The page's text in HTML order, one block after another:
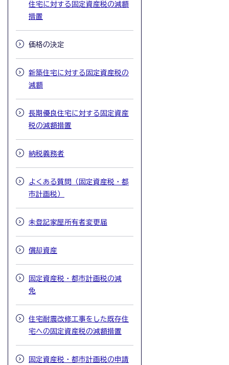
住宅に対する固定資産税の減額
措置
価格の決定
新築住宅に対する固定資産税の
減額
長期優良住宅に対する固定資産
税の減額措置
納税義務者
よくある質問（固定資産税・都
市計画税）
未登記家屋所有者変更届
償却資産
固定資産税・都市計画税の減
免
住宅耐震改修工事をした既存住
宅への固定資産税の減額措置
固定資産税・都市計画税の申請